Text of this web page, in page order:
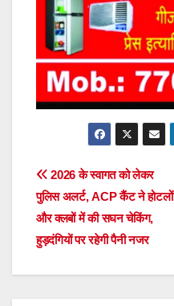
Post
navigation
2026 के स्वागत को लेकर
पुलिस अलर्ट, ACP कैंट ने होटलों
और क्लबों में की सघन चेकिंग,
हुड़दंगियों पर रहेगी पैनी नजर